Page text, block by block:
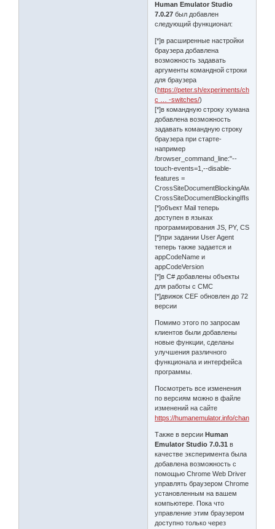
Human Emulator Studio
7.0.27 был добавлен
следующий функционал:
[*]в расширенные настройки
браузера добавлена
возможность задавать
аргументы командной строки
для браузера
(https://peter.sh/experiments/chromium-
c … -switches/)
[*]в командную строку хумана
добавлена возможность
задавать командную строку
браузера при старте-
например
/browser_command_line:"--
touch-events=1,--disable-
features =
CrossSiteDocumentBlockingAlways,
CrossSiteDocumentBlockingIfIsolating"
[*]объект Mail теперь
доступен в языках
программирования JS, PY, CS
[*]при задании User Agent
теперь также задается и
appCodeName и
appCodeVersion
[*]в C# добавлены объекты
для работы с СМС
[*]движок CEF обновлен до 72
версии
Помимо этого по запросам
клиентов были добавлены
новые функции, сделаны
улучшения различного
функционала и интерфейса
программы.
Посмотреть все изменения
по версиям можно в файле
изменений на сайте
https://humanemulator.info/
Также в версииHuman
Emulator Studio 7.0.31 в
качестве эксперимента была
добавлена возможность с
помощью Chrome Web Driver
управлять браузером Chrome
установленным на вашем
компьютере. Пока что
управление этим браузером
доступно только через